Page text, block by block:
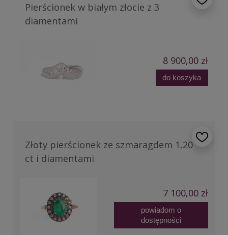
Pierścionek w białym złocie z 3
diamentami
8 900,00 zł
do koszyka
Złoty pierścionek ze szmaragdem 1,20
ct i diamentami
7 100,00 zł
powiadom o
dostępności